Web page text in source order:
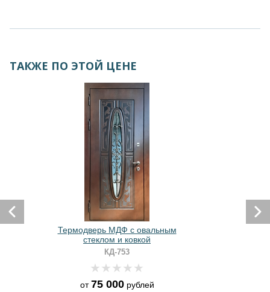
ТАКЖЕ ПО ЭТОЙ ЦЕНЕ
Термодверь МДФ с овальным
стеклом и ковкой
КД-753
от75 000рублей